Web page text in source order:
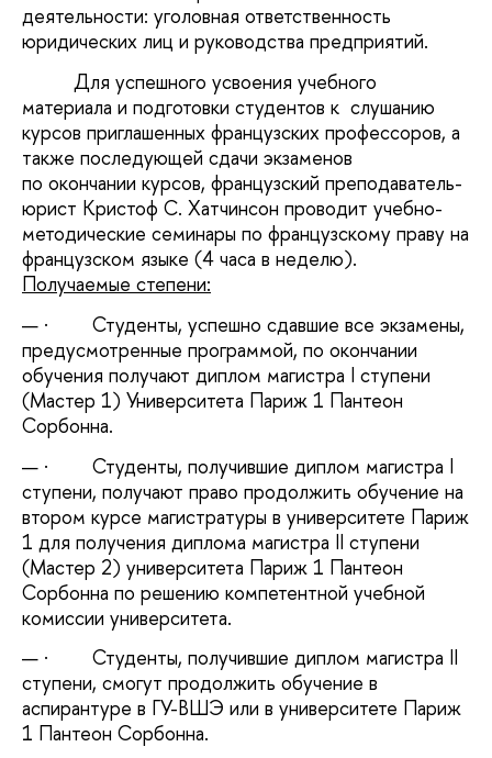
деятельности: уголовная ответственность
юридических лиц и руководства предприятий.
Для успешного усвоения учебного
материала и подготовки студентов к слушанию
курсов приглашенных французских профессоров, а
также последующей сдачи экзаменов
по окончании курсов, французский преподаватель-
юрист Кристоф С. Хатчинсон проводит учебно-
методические семинары по французскому праву на
французском языке (4 часа в неделю).
Получаемые степени:
· Студенты, успешно сдавшие все экзамены,
предусмотренные программой, по окончании
обучения получают диплом магистра I ступени
(Мастер 1) Университета Париж 1 Пантеон
Сорбонна.
· Студенты, получившие диплом магистра I
ступени, получают право продолжить обучение на
втором курсе магистратуры в университете Париж
1 для получения диплома магистра II ступени
(Мастер 2) университета Париж 1 Пантеон
Сорбонна по решению компетентной учебной
комиссии университета.
· Студенты, получившие диплом магистра II
ступени, смогут продолжить обучение в
аспирантуре в ГУ-ВШЭ или в университете Париж
1 Пантеон Сорбонна.